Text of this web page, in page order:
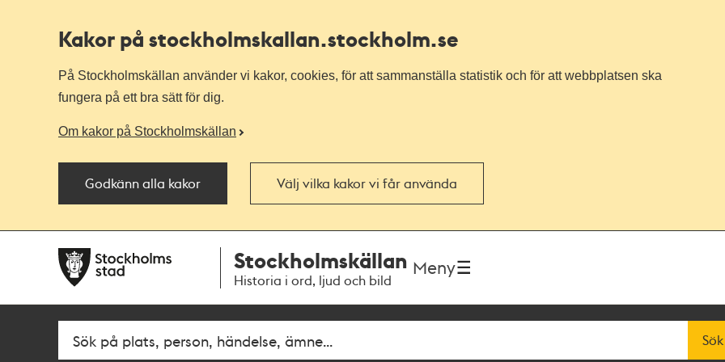
Kakor på stockholmskallan.stockholm.se
På Stockholmskällan använder vi kakor, cookies, för att sammanställa statistik och för att webbplatsen ska
fungera på ett bra sätt för dig.
Om kakor på Stockholmskällan
Godkänn alla kakor Välj vilka kakor vi får använda
navigationen
huvudinnehållet
Stockholmskällan
Historia i ord, ljud och bild
Meny
Fritextsök Sök